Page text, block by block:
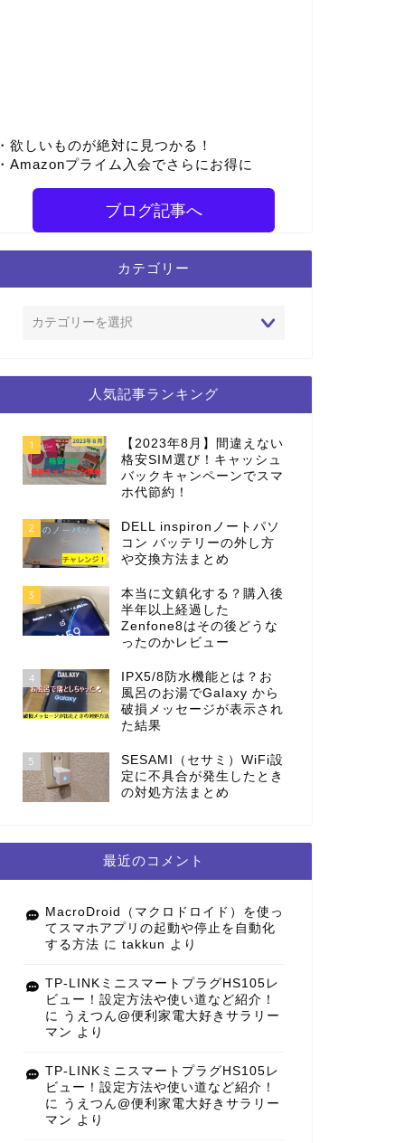
・欲しいものが絶対に見つかる！
・Amazonプライム入会でさらにお得に
ブログ記事へ
カテゴリー
人気記事ランキング
1
【2023年8月】間違えない
格安SIM選び！キャッシュ
バックキャンペーンでスマ
ホ代節約！
2
DELL inspironノートパソ
コン バッテリーの外し方
や交換方法まとめ
3
本当に文鎮化する？購入後
半年以上経過した
Zenfone8はその後どうな
ったのかレビュー
4
IPX5/8防水機能とは？お
風呂のお湯でGalaxy から
破損メッセージが表示され
た結果
5
SESAMI（セサミ）WiFi設
定に不具合が発生したとき
の対処方法まとめ
最近のコメント
MacroDroid（マクロドロイド）を使っ
てスマホアプリの起動や停止を自動化
する方法 に takkun より
TP-LINKミニスマートプラグHS105レ
ビュー！設定方法や使い道など紹介！
に
うえつん@便利家電大好きサラリー
マン より
TP-LINKミニスマートプラグHS105レ
ビュー！設定方法や使い道など紹介！
に
うえつん@便利家電大好きサラリー
マン より